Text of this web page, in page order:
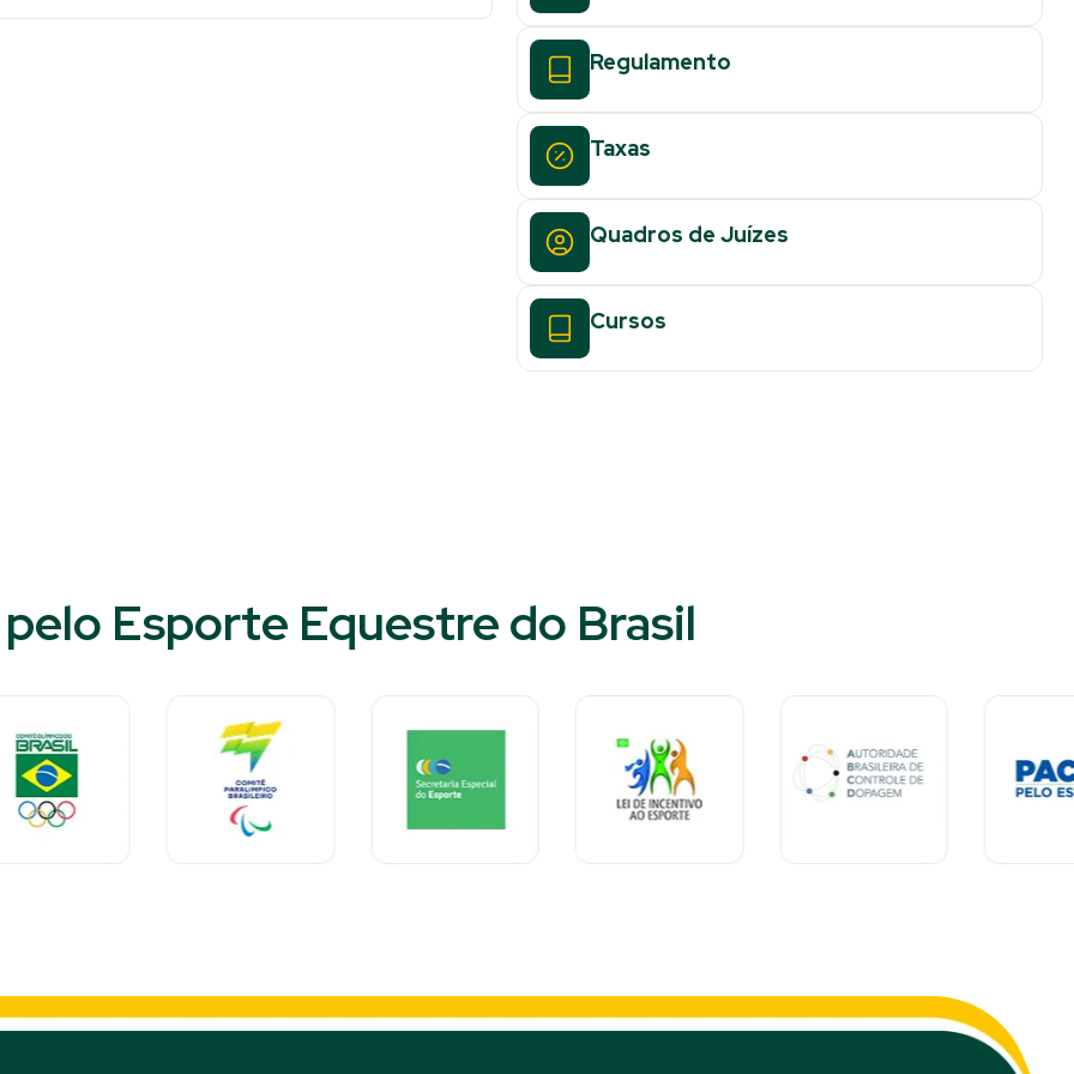
Regulamento
Taxas
Quadros de Juízes
Cursos
Esporte Equestre do Brasil